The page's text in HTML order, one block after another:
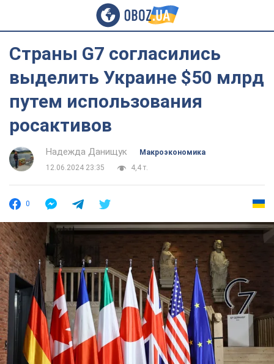
Страны G7 согласились
выделить Украине $50 млрд
путем использования
росактивов
Надежда Данищук
Mакроэкономика
12.06.2024 23:35
4,4 т.
0